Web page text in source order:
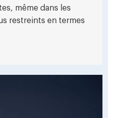
même dans les
restreints en termes